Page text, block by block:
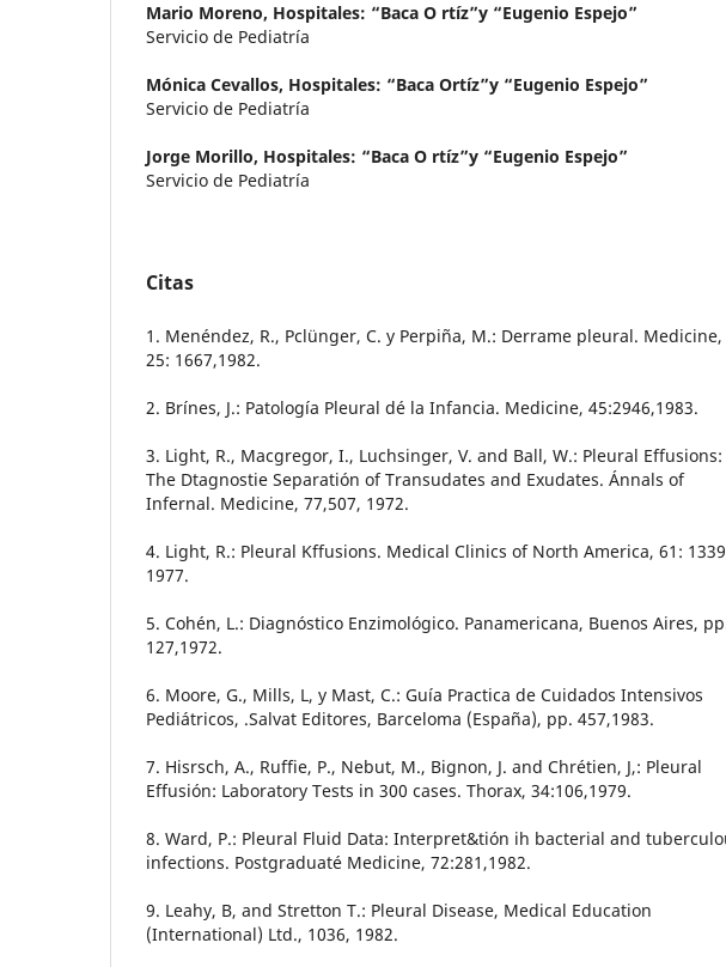
Mario Moreno, Hospitales: “Baca O rtíz”y “Eugenio Espejo”
Servicio de Pediatría
Mónica Cevallos, Hospitales: “Baca Ortíz”y “Eugenio Espejo”
Servicio de Pediatría
Jorge Morillo, Hospitales: “Baca O rtíz”y “Eugenio Espejo”
Servicio de Pediatría
Citas
1. Menéndez, R., Pclünger, C. y Perpiña, M.: Derrame pleural. Medicine,
25: 1667,1982.
2. Brínes, J.: Patología Pleural dé la Infancia. Medicine, 45:2946,1983.
3. Light, R., Macgregor, I., Luchsinger, V. and Ball, W.: Pleural Effusions:
The Dtagnostie Separatión of Transudates and Exudates. Ánnals of
Infernal. Medicine, 77,507, 1972.
4. Light, R.: Pleural Kffusions. Medical Clinics of North America, 61:
1977.
5. Cohén, L.: Diagnóstico Enzimológico. Panamericana, Buenos Aires,
127,1972.
6. Moore, G., Mills, L, y Mast, C.: Guía Practica de Cuidados Intensivos
Pediátricos, .Salvat Editores, Barceloma (España), pp. 457,1983.
7. Hisrsch, A., Ruffie, P., Nebut, M., Bignon, J. and Chrétien, J,: Pleural
Effusión: Laboratory Tests in 300 cases. Thorax, 34:106,1979.
8. Ward, P.: Pleural Fluid Data: Interpret&tión ih bacterial and
infections. Postgraduaté Medicine, 72:281,1982.
9. Leahy, B, and Stretton T.: Pleural Disease, Medical Education
(International) Ltd., 1036, 1982.